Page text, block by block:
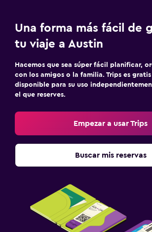
Una forma más fácil de
tu viaje a Austin
Hacemos que sea súper fácil planificar,
con los amigos o la familia. Trips es
disponible para su uso
el que reserves.
Empezar a usar Trips
Buscar mis reservas